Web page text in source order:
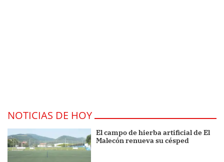
NOTICIAS DE HOY
El campo de hierba artificial de El
Malecón renueva su césped